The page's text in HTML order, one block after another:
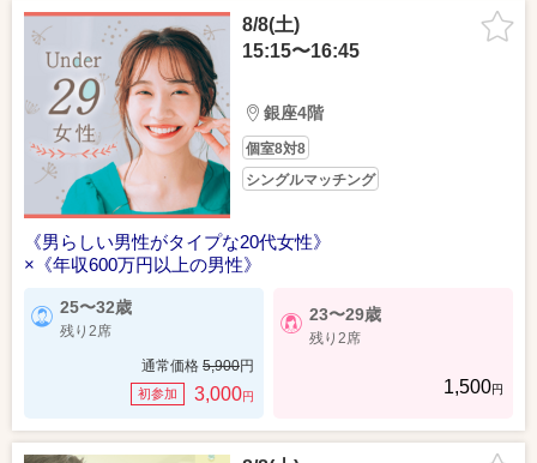
8/8(土)
15:15〜16:45
銀座4階
個室8対8
シングルマッチング
《男らしい男性がタイプな20代女性》
×《年収600万円以上の男性》
25〜32歳
残り2席
通常価格 5,900円
初参加 3,000円
23〜29歳
残り2席
1,500円